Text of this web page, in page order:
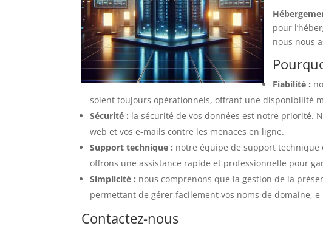
pour
nous nous
Fiabilité :
soient toujours opérationnels, offrant une disponibilité
Sécurité : la sécurité de vos données est notre priorité.
web et vos e-mails contre les menaces en ligne.
Support technique : notre équipe de support
offrons une assistance rapide et professionnelle pour
Simplicité : nous comprenons que la gestion de la
permettant de gérer facilement vos noms de domaine,
Contactez-nous